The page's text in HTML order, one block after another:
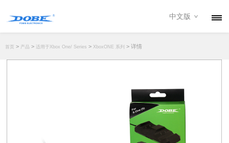
资讯
中文版
首页 > 产品 > 适用于Xbox One/ Series > XboxONE 系列 > 详情